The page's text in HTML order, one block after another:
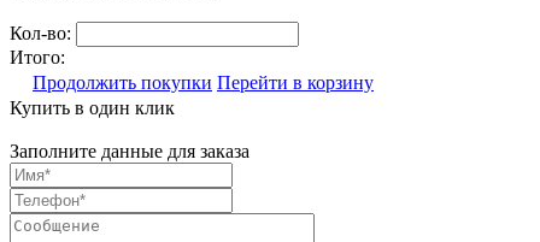
Кол-во:
Итого:
Продолжить покупки Перейти в корзину
Купить в один клик
Заполните данные для заказа